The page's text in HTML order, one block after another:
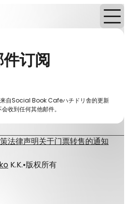
件订阅
自Social Book Cafeハチドリ舎的更新
收到任何其他邮件。
法律声明关于门票转售的通知
K.K.•版权所有